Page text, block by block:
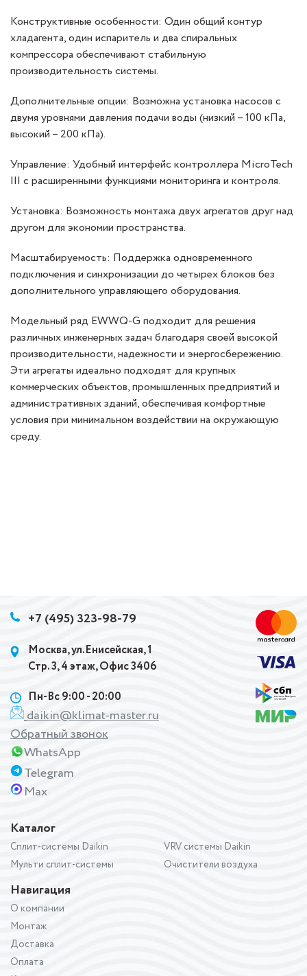
Конструктивные особенности: Один общий контур
хладагента, один испаритель и два спиральных
компрессора обеспечивают стабильную
производительность системы.
Дополнительные опции: Возможна установка насосов с
двумя уровнями давления подачи воды (низкий – 100 кПа,
высокий – 200 кПа).
Управление: Удобный интерфейс контроллера MicroTech
III с расширенными функциями мониторинга и контроля.
Установка: Возможность монтажа двух агрегатов друг над
другом для экономии пространства.
Масштабируемость: Поддержка одновременного
подключения и синхронизации до четырех блоков без
дополнительного управляющего оборудования.
Модельный ряд EWWQ-G подходит для решения
различных инженерных задач благодаря своей высокой
производительности, надежности и энергосбережению.
Эти агрегаты идеально подходят для крупных
коммерческих объектов, промышленных предприятий и
административных зданий, обеспечивая комфортные
условия при минимальном воздействии на окружающую
среду.
Каталог
Сплит-системы Daikin
Мульти сплит-системы
VRV системы Daikin
Очистители воздуха
Навигация
О компании
Монтаж
Доставка
Оплата
+7 (495) 323-98-79
Москва, ул.Енисейская, 1
Стр. 3, 4 этаж, Офис 3406
Пн-Вс 9:00 - 20:00
daikin@klimat-master.ru
Обратный звонок
WhatsApp
Telegram
Max